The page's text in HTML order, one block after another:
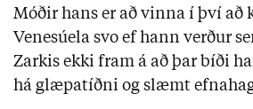
Móðir hans er að vinna í því að
Venesúela svo ef hann verður
Zarkis ekki fram á að þar bíði
há glæpatíðni og slæmt